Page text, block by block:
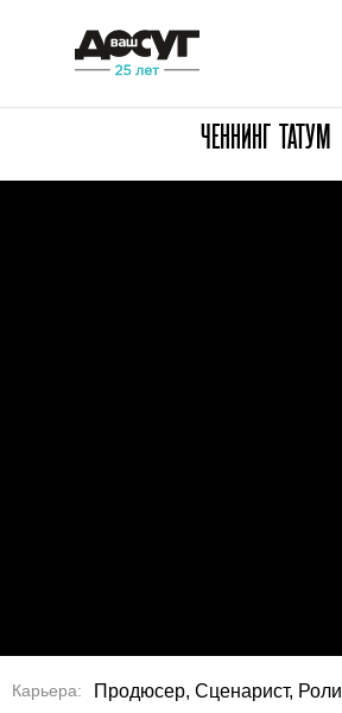
ЧЕННИНГ ТАТУМ
Карьера Продюсер, Сценарист, Роли